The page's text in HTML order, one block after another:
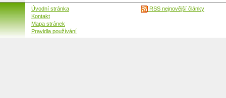
Úvodní stránka
Kontakt
Mapa stránek
Pravidla používání
RSS nejnovější články